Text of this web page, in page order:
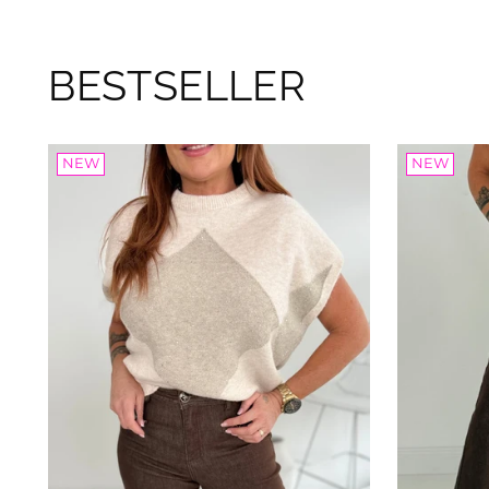
BESTSELLER
NEW NEW